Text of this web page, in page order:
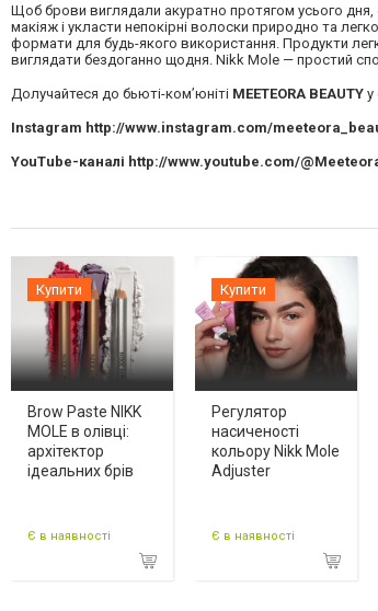
Щоб брови виглядали акуратно протягом усього дня,
макіяж і укласти непокірні волоски природно та
формати для будь-якого використання. Продукти
виглядати бездоганно щодня. Nikk Mole — простий
Долучайтеся до бьюті-комʼюніті MEETEORA BEAUTY у
Instagram http://www.instagram.com/
YouTube-каналі http://www.youtube.com/
Купити
Brow Paste NIKK
MOLE в олівці:
архітектор
ідеальних брів
Є в наявності
Купити
Регулятор
насиченості
кольору Nikk Mole
Adjuster
Є в наявності